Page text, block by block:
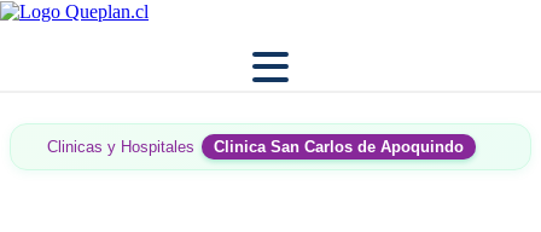
Clinicas y Hospitales Clinica San Carlos de Apoquindo